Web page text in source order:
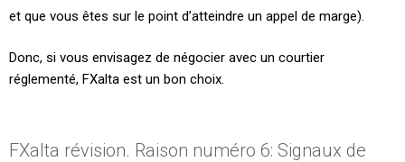
et que vous êtes sur le point d’atteindre un appel de marge).
Donc, si vous envisagez de négocier avec un courtier
réglementé, FXalta est un bon choix.
FXalta révision. Raison numéro 6: Signaux de